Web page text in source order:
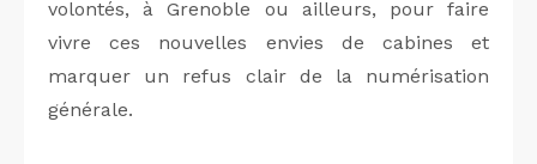
volontés, à Grenoble ou ailleurs, pour faire
vivre ces nouvelles envies de cabines et
marquer un refus clair de la numérisation
générale.